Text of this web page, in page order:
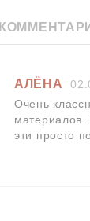
АЛЁНА
Очень
материалов.
эти просто